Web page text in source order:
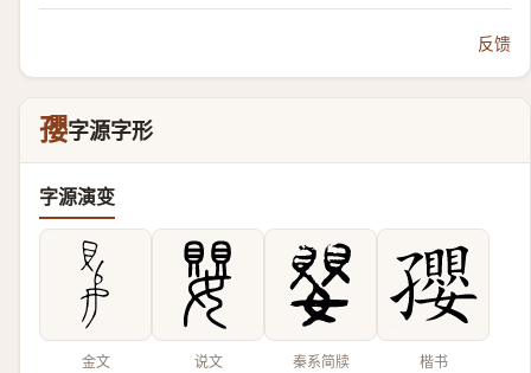
反馈
孾字源字形
字源演变
金文 说文 秦系简牍 楷书